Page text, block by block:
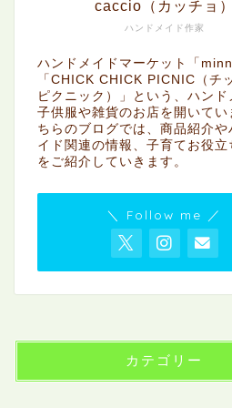
ハンドメイド作家
caccio（カッチョ）
ハンドメイドマーケット「
「CHICK CHICK PICNIC（チ
ピクニック）」という、ハンド
子供服や雑貨のお店を開いてい
ちらのブログでは、商品紹介や
イド関連の情報、子育てお役立
をご紹介していきます。
＼ Follow me ／
カテゴリー